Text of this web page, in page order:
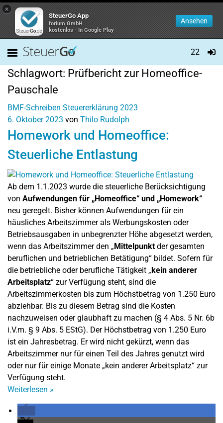
×
SteuerGo App
forium GmbH
kostenlos - In Google Play
Ansehen
22
Schlagwort: Prüfbericht zur Homeoffice-
Pauschale
BMF-Schreiben Steuererklärung 2023
6. Oktober 2023 von Thilo Rudolph
Homework und Homeoffice:
Steuerliche Entlastung
Ab dem 1.1.2023 wurde die steuerliche Berücksichtigung
von Aufwendungen für „Homeoffice“ und „Homework“
neu geregelt. Bisher können Aufwendungen für ein
häusliches Arbeitszimmer als Werbungskosten oder
Betriebsausgaben in unbegrenzter Höhe abgesetzt werden,
wenn das Arbeitszimmer den „Mittelpunktder gesamten
beruflichen und betrieblichen Betätigung“ bildet. Sofern für
die betriebliche oder berufliche Tätigkeit „kein anderer
Arbeitsplatz“ zur Verfügung steht, sind die
Arbeitszimmerkosten bis zum Höchstbetrag von 1.250 Euro
abziehbar. Bis zu diesem Betrag sind die Kosten
nachzuweisen oder glaubhaft zu machen (§ 4 Abs. 5 Nr. 6b
i.V.m. § 9 Abs. 5 EStG). Der Höchstbetrag von 1.250 Euro
ist ein Jahresbetrag. Er wird nicht gekürzt, wenn das
Arbeitszimmer nur für einen Teil des Jahres genutzt wird
oder nur für einige Monate „kein anderer Arbeitsplatz“ zur
Verfügung steht.
Weiterlesen »